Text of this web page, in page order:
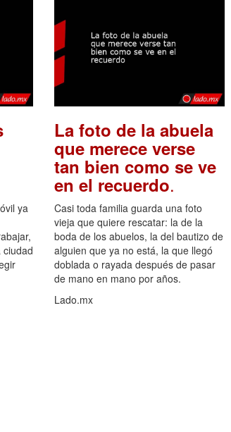
ya
La foto de la abuela
que merece verse
tan bien como se ve
en el recuerdo.
Casi toda familia guarda una foto
vieja que quiere rescatar: la de la
boda de los abuelos, la del bautizo de
alguien que ya no está, la que llegó
doblada o rayada después de pasar
de mano en mano por años.
Lado.mx